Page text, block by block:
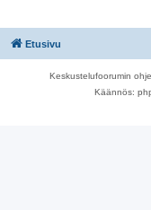
Etusivu
Keskustelufoorumin
Käännös: